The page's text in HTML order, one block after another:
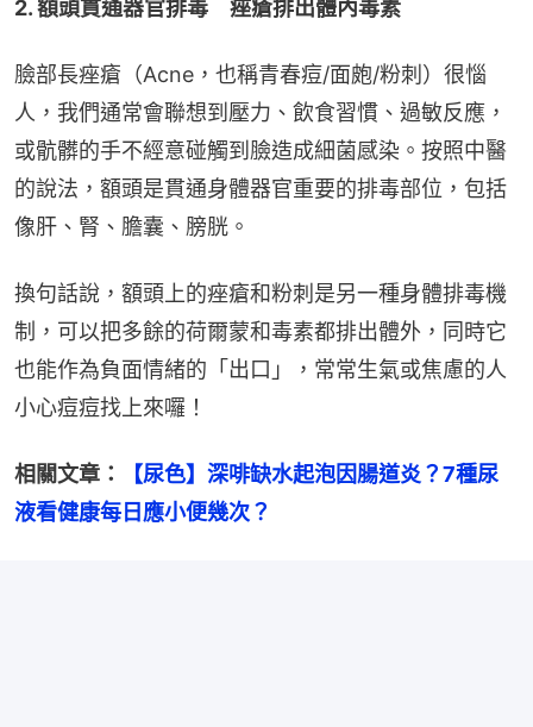
2. 額頭貫通器官排毒　痤瘡排出體內毒素
臉部長痤瘡（Acne，也稱青春痘/面皰/粉刺）很惱
人，我們通常會聯想到壓力、飲食習慣、過敏反應，
或骯髒的手不經意碰觸到臉造成細菌感染。按照中醫
的說法，額頭是貫通身體器官重要的排毒部位，包括
像肝、腎、膽囊、膀胱。
換句話說，額頭上的痤瘡和粉刺是另一種身體排毒機
制，可以把多餘的荷爾蒙和毒素都排出體外，同時它
也能作為負面情緒的「出口」，常常生氣或焦慮的人
小心痘痘找上來囉！
相關文章：
【尿色】深啡缺水起泡因腸道炎？7種尿
液看健康每日應小便幾次？